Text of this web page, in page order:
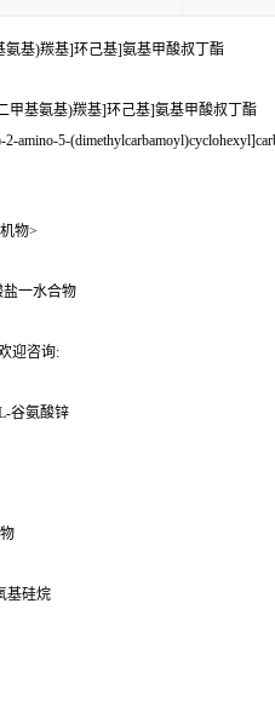
氨基)羰基]环己基]氨基甲酸叔丁酯
甲基氨基)羰基]环己基]氨基甲酸叔丁酯
amino-5-
物>
盐一水合物
迎咨询:
谷氨酸锌
基硅烷